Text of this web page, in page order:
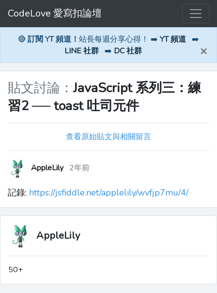
CodeLove 愛寫扣論壇
🔴 訂閱 YT 頻道！ 站長每週分享心得！ ➡️ YT 頻道 ➡️
LINE 社群 ➡️ DC 社群 ×
貼文討論：JavaScript 系列三：練
習2 ── toast 吐司元件
查看原始貼文與相關留言
AppleLily 2年前
記錄: https://jsfiddle.net/applelily/wvfjp7mu/4/
AppleLily
50+